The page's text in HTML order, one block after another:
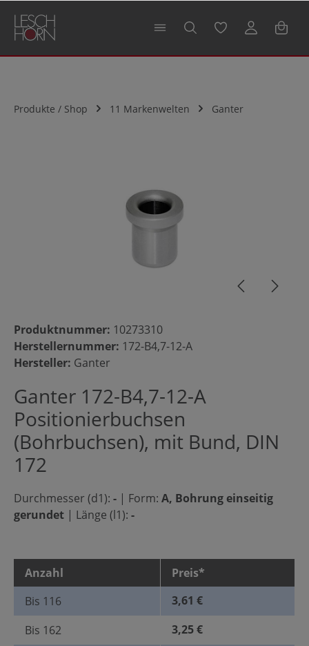
springen
Produkte / Shop 11 Markenwelten Ganter
Produktnummer: 10273310
Herstellernummer: 172-B4,7-12-A
Hersteller: Ganter
Ganter 172-B4,7-12-A
Positionierbuchsen
(Bohrbuchsen), mit Bund, DIN
172
Durchmesser (d1): - | Form: A, Bohrung einseitig
gerundet | Länge (l1): -
Anzahl
Preis*
Bis 116
3,61 €
Bis 162
3,25 €